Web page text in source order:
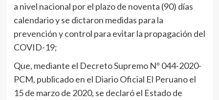
a nivel nacional por el plazo de noventa (90) días
calendario y se dictaron medidas para la
prevención y control para evitar la propagación del
COVID-19;
Que, mediante el Decreto Supremo Nº 044-2020-
PCM, publicado en el Diario Oficial El Peruano el
15 de marzo de 2020, se declaró el Estado de